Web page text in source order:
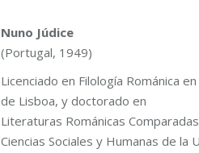
Nuno Júdice
(Portugal, 1949)
Licenciado en Filología Románica
de Lisboa, y doctorado en
Literaturas Románicas
Ciencias Sociales y Humanas de la